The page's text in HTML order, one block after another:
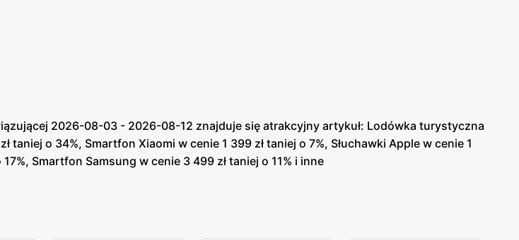
2026-08-03 - 2026-08-12 znajduje się atrakcyjny artykuł: Lodówka turystyczna
taniej o 34%, Smartfon Xiaomi w cenie 1 399 zł taniej o 7%, Słuchawki Apple w cenie 1
Smartfon Samsung w cenie 3 499 zł taniej o 11% i inne